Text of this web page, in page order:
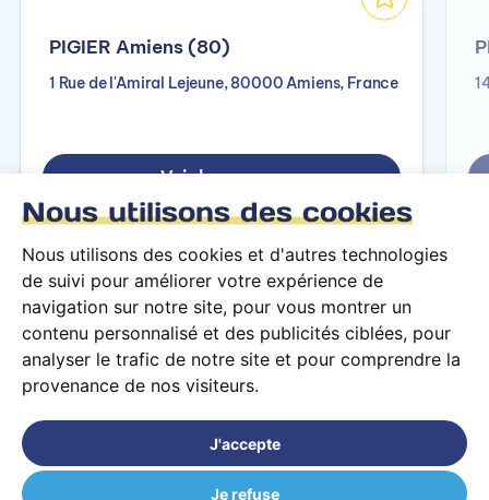
Nous utilisons des cookies
Nous utilisons des cookies et d'autres technologies
de suivi pour améliorer votre expérience de
navigation sur notre site, pour vous montrer un
contenu personnalisé et des publicités ciblées, pour
analyser le trafic de notre site et pour comprendre la
provenance de nos visiteurs.
J'accepte
Je refuse
PIGIER Amiens (80)
1 Rue de l'Amiral Lejeune, 80000 Amiens, France
Voir le campus
Conditions générales d’utilisation
© 2026 PARCOURS Privé tous droits réservés